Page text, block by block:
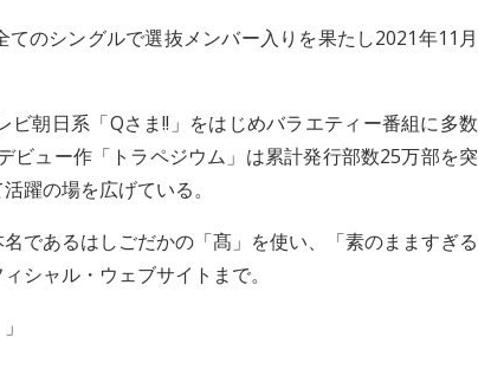
のシングルで選抜メンバー入りを果たし2021年11月
朝日系「Qさま!!」をはじめバラエティー番組に多数
ュー作「トラペジウム」は累計発行部数25万部を突
躍の場を広げている。
であるはしごだかの「髙」を使い、「素のまますぎる
シャル・ウェブサイトまで。